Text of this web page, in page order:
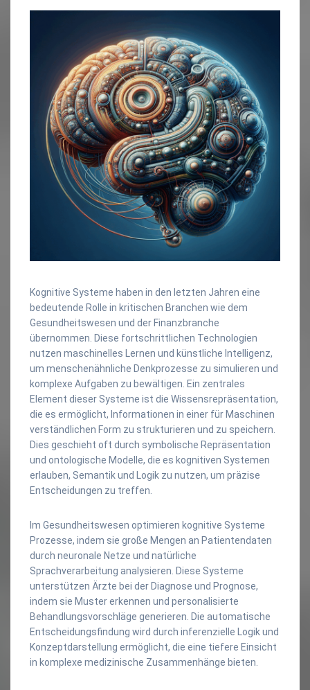
Kognitive Systeme haben in den letzten Jahren eine
bedeutende Rolle in kritischen Branchen wie dem
Gesundheitswesen und der Finanzbranche
übernommen. Diese fortschrittlichen Technologien
nutzen maschinelles Lernen und künstliche Intelligenz,
um menschenähnliche Denkprozesse zu simulieren und
komplexe Aufgaben zu bewältigen. Ein zentrales
Element dieser Systeme ist die Wissensrepräsentation,
die es ermöglicht, Informationen in einer für Maschinen
verständlichen Form zu strukturieren und zu speichern.
Dies geschieht oft durch symbolische Repräsentation
und ontologische Modelle, die es kognitiven Systemen
erlauben, Semantik und Logik zu nutzen, um präzise
Entscheidungen zu treffen.
Im Gesundheitswesen optimieren kognitive Systeme
Prozesse, indem sie große Mengen an Patientendaten
durch neuronale Netze und natürliche
Sprachverarbeitung analysieren. Diese Systeme
unterstützen Ärzte bei der Diagnose und Prognose,
indem sie Muster erkennen und personalisierte
Behandlungsvorschläge generieren. Die automatische
Entscheidungsfindung wird durch inferenzielle Logik und
Konzeptdarstellung ermöglicht, die eine tiefere Einsicht
in komplexe medizinische Zusammenhänge bieten.